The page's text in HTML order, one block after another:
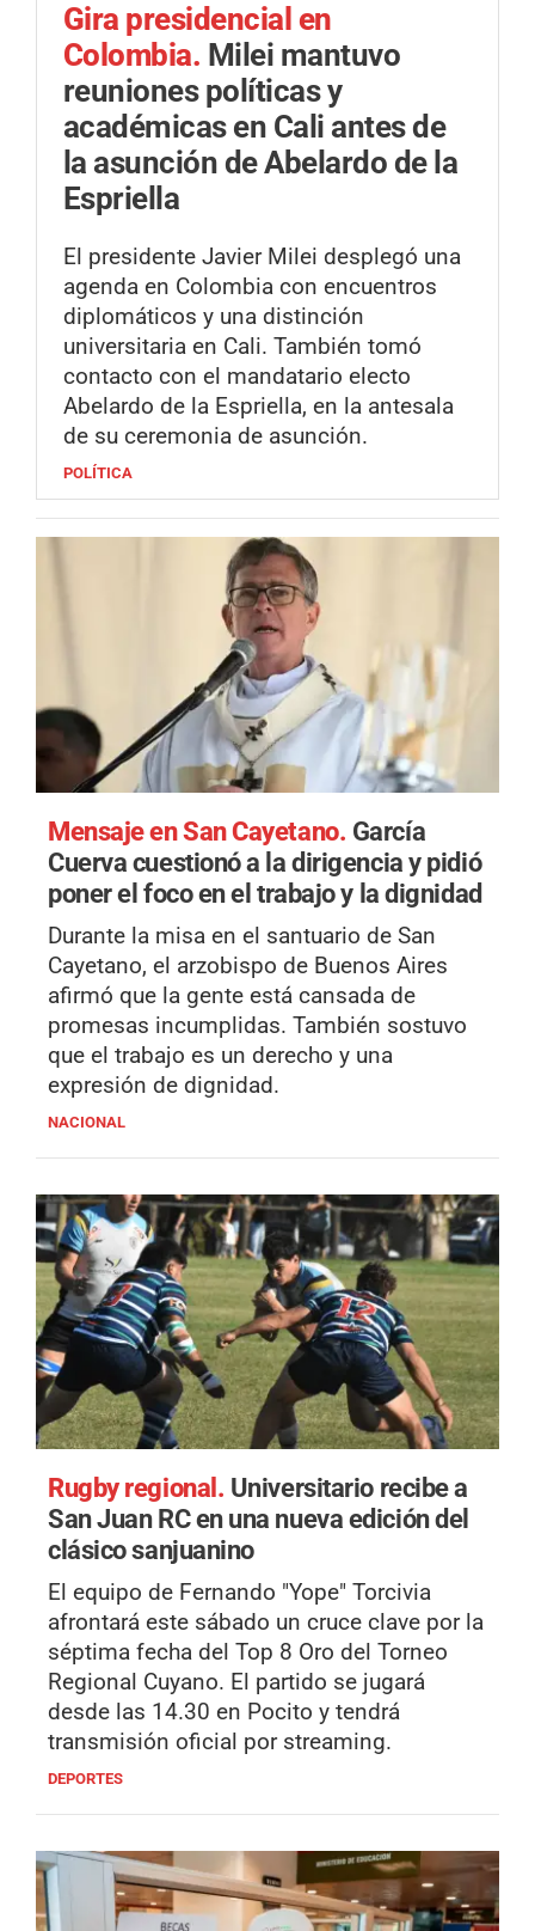
Gira presidencial en
Colombia. Milei mantuvo
reuniones políticas y
académicas en Cali antes de
la asunción de Abelardo de la
Espriella
El presidente Javier Milei desplegó una
agenda en Colombia con encuentros
diplomáticos y una distinción
universitaria en Cali. También tomó
contacto con el mandatario electo
Abelardo de la Espriella, en la antesala
de su ceremonia de asunción.
POLÍTICA
Mensaje en San Cayetano. García
Cuerva cuestionó a la dirigencia y pidió
poner el foco en el trabajo y la dignidad
Durante la misa en el santuario de San
Cayetano, el arzobispo de Buenos Aires
afirmó que la gente está cansada de
promesas incumplidas. También sostuvo
que el trabajo es un derecho y una
expresión de dignidad.
NACIONAL
Rugby regional. Universitario recibe a
San Juan RC en una nueva edición del
clásico sanjuanino
El equipo de Fernando "Yope" Torcivia
afrontará este sábado un cruce clave por la
séptima fecha del Top 8 Oro del Torneo
Regional Cuyano. El partido se jugará
desde las 14.30 en Pocito y tendrá
transmisión oficial por streaming.
DEPORTES